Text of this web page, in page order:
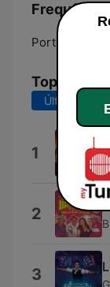
Porto Alegre:
Top Músicas
Últimos 7 dias
1
2
3